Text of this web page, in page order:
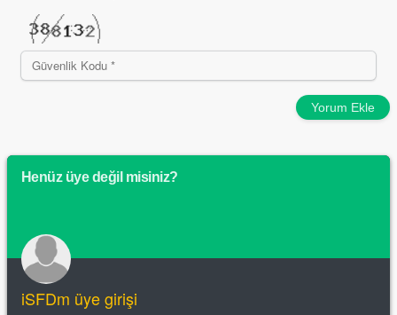
Yorum Ekle
Henüz üye değil misiniz?
iSFDm üye girişi